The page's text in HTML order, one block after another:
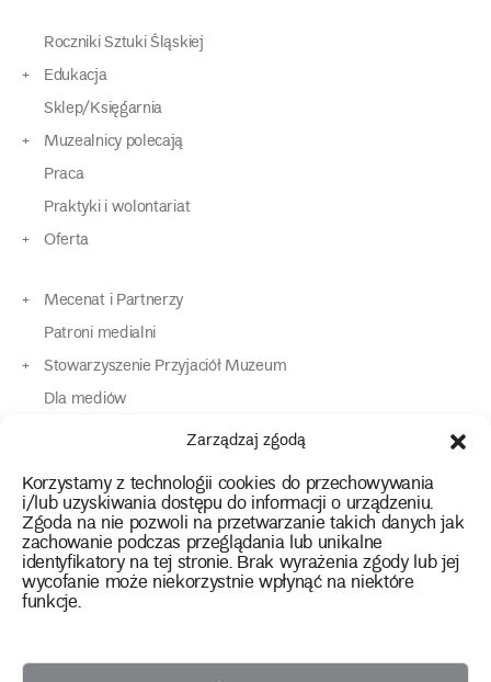
Zarządzaj zgodą
Korzystamy z technologii cookies do przechowywania
i/lub uzyskiwania dostępu do informacji o urządzeniu.
Zgoda na nie pozwoli na przetwarzanie takich danych jak
zachowanie podczas przeglądania lub unikalne
identyfikatory na tej stronie. Brak wyrażenia zgody lub jej
wycofanie może niekorzystnie wpłynąć na niektóre
funkcje.
Roczniki Sztuki Śląskiej
Edukacja
Sklep/Księgarnia
Muzealnicy polecają
Praca
Praktyki i wolontariat
Oferta
Mecenat i Partnerzy
Patroni medialni
Stowarzyszenie Przyjaciół Muzeum
Dla mediów
Dla osób o specjalnych potrzebach
Kontakt
instagram
twitterfacebookyoutube
tiktok
Polityka prywatności